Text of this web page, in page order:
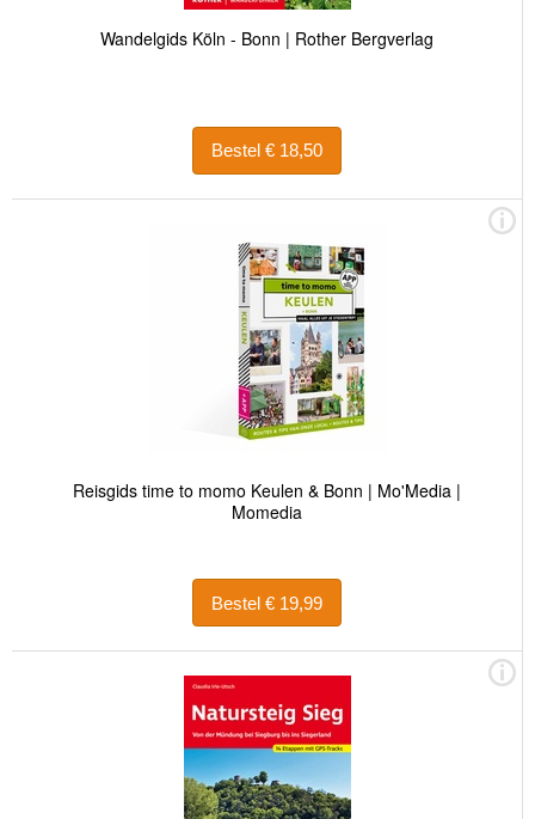
Wandelgids Köln - Bonn | Rother Bergverlag
Bestel € 18,50
Reisgids time to momo Keulen & Bonn | Mo'Media |
Momedia
Bestel € 19,99